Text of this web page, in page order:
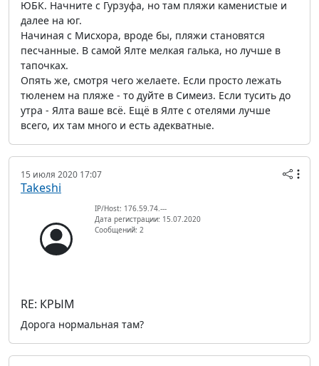
ЮБК. Начните с Гурзуфа, но там пляжи каменистые и
далее на юг.
Начиная с Мисхора, вроде бы, пляжи становятся
песчанные. В самой Ялте мелкая галька, но лучше в
тапочках.
Опять же, смотря чего желаете. Если просто лежать
тюленем на пляже - то дуйте в Симеиз. Если тусить до
утра - Ялта ваше всё. Ещё в Ялте с отелями лучше
всего, их там много и есть адекватные.
15 июля 2020 17:07
Takeshi
IP/Host: 176.59.74.---
Дата регистрации: 15.07.2020
Сообщений: 2
RE: КРЫМ
Дорога нормальная там?